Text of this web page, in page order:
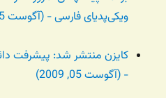
ویکی‌پدیای فارسی - (آگوست 05, 2016)
کایزن منتشر شد: پیشرفت
- (آگوست 05, 2009)